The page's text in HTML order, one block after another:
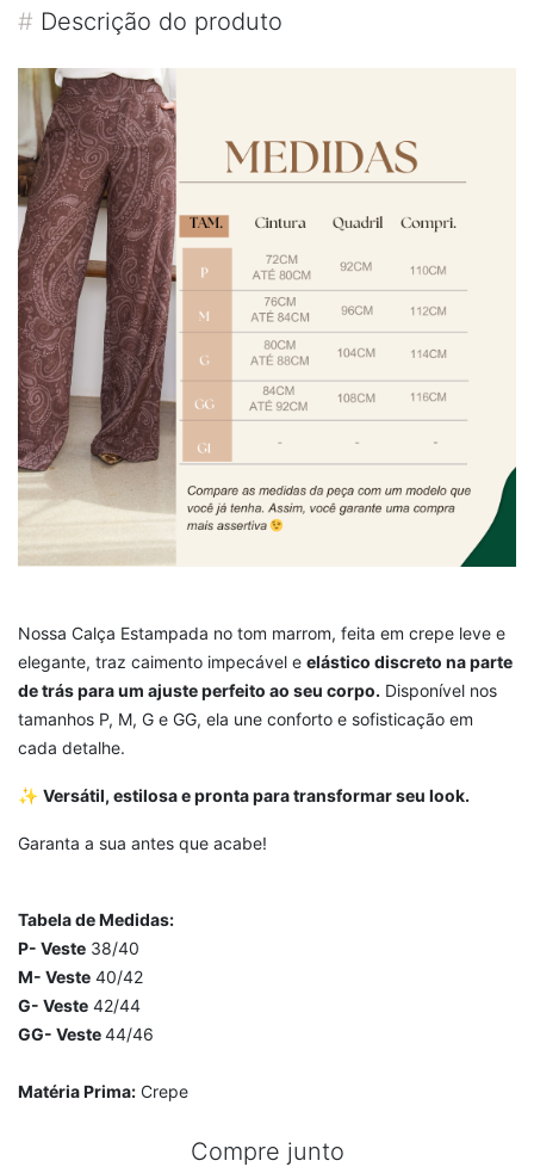
# Descrição do produto
Nossa Calça Estampada no tom marrom, feita em crepe leve e
elegante, traz caimento impecável e elástico discreto na parte
de trás para um ajuste perfeito ao seu corpo. Disponível nos
tamanhos P, M, G e GG, ela une conforto e sofisticação em
cada detalhe.
✨ Versátil, estilosa e pronta para transformar seu look.
Garanta a sua antes que acabe!
Tabela de Medidas:
P- Veste 38/40
M- Veste 40/42
G- Veste 42/44
GG- Veste44/46
Matéria Prima: Crepe
Compre junto